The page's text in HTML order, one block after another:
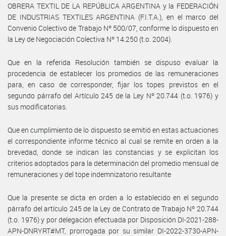
OBRERA TEXTIL DE LA REPÚBLICA ARGENTINA y la FEDERACIÓN
DE INDUSTRIAS TEXTILES ARGENTINA (F.I.T.A.), en el marco del
Convenio Colectivo de Trabajo Nº 500/07, conforme lo dispuesto en
la Ley de Negociación Colectiva Nº 14.250 (t.o. 2004).
Que en la referida Resolución también se dispuso evaluar la
procedencia de establecer los promedios de las remuneraciones
para, en caso de corresponder, fijar los topes previstos en el
segundo párrafo del Artículo 245 de la Ley Nº 20.744 (t.o. 1976) y
sus modificatorias.
Que en cumplimiento de lo dispuesto se emitió en estas actuaciones
el correspondiente informe técnico al cual se remite en orden a la
brevedad, donde se indican las constancias y se explicitan los
criterios adoptados para la determinación del promedio mensual de
remuneraciones y del tope indemnizatorio resultante
Que la presente se dicta en orden a lo establecido en el segundo
párrafo del artículo 245 de la Ley de Contrato de Trabajo Nº 20.744
(t.o. 1976) y por delegación efectuada por Disposición DI-2021-288-
APN-DNRYRT#MT, prorrogada por su similar DI-2022-3730-APN-